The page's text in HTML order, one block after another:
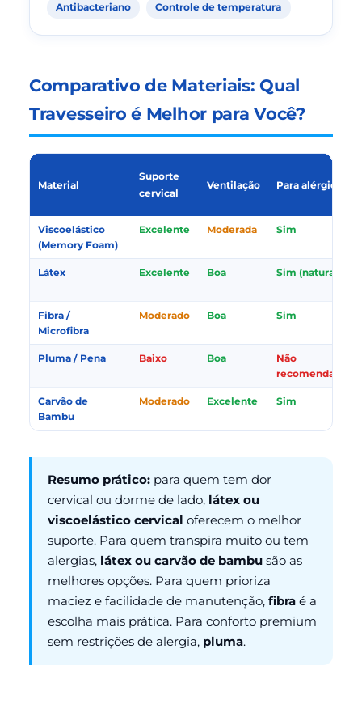
Antibacteriano Controle de temperatura
Comparativo de Materiais: Qual
Travesseiro é Melhor para Você?
Material
Suporte
cervical
Ventilação Para alérgicos
Viscoelástico
(Memory Foam)
Excelente Moderada Sim
Látex Excelente Boa Sim (natural)
Fibra /
Microfibra
Moderado Boa Sim
Pluma / Pena Baixo Boa
Não
recomendado
Carvão de
Bambu
Moderado Excelente Sim
Resumo prático: para quem tem dor
cervical ou dorme de lado, látex ou
viscoelástico cervical oferecem o melhor
suporte. Para quem transpira muito ou tem
alergias, látex ou carvão de bambu são as
melhores opções. Para quem prioriza
maciez e facilidade de manutenção,fibra é a
escolha mais prática. Para conforto premium
sem restrições de alergia, pluma.